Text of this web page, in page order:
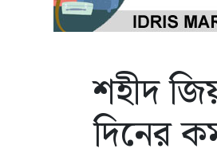
শহীদ
দিনের